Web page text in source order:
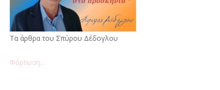
Τα άρθρα του Σπύρου Δέδογλου
Φόρτωση...